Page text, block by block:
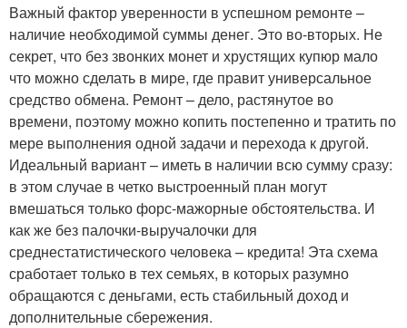
Важный фактор уверенности в успешном ремонте –
наличие необходимой суммы денег. Это во-вторых. Не
секрет, что без звонких монет и хрустящих купюр мало
что можно сделать в мире, где правит универсальное
средство обмена. Ремонт – дело, растянутое во
времени, поэтому можно копить постепенно и тратить по
мере выполнения одной задачи и перехода к другой.
Идеальный вариант – иметь в наличии всю сумму сразу:
в этом случае в четко выстроенный план могут
вмешаться только форс-мажорные обстоятельства. И
как же без палочки-выручалочки для
среднестатистического человека – кредита! Эта схема
сработает только в тех семьях, в которых разумно
обращаются с деньгами, есть стабильный доход и
дополнительные сбережения.